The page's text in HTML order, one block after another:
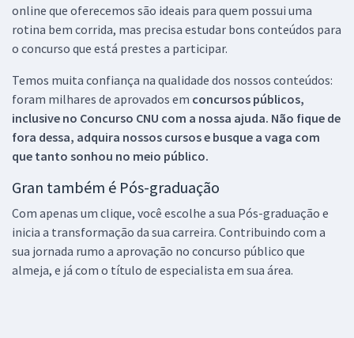
online que oferecemos são ideais para quem possui uma
rotina bem corrida, mas precisa estudar bons conteúdos para
o concurso que está prestes a participar.
Temos muita confiança na qualidade dos nossos conteúdos:
foram milhares de aprovados em concursos públicos,
inclusive no Concurso CNU com a nossa ajuda. Não fique de
fora dessa, adquira nossos cursos e busque a vaga com
que tanto sonhou no meio público.
Gran também é Pós-graduação
Com apenas um clique, você escolhe a sua Pós-graduação e
inicia a transformação da sua carreira. Contribuindo com a
sua jornada rumo a aprovação no concurso público que
almeja, e já com o título de especialista em sua área.